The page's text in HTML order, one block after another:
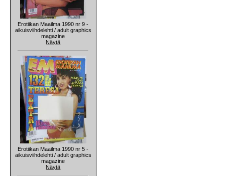
Erotiikan Maailma 1990 nr 9 -
aikuisviihdelehti / adult graphics
magazine
Näytä
Erotiikan Maailma 1990 nr 5 -
aikuisviihdelehti / adult graphics
magazine
Näytä